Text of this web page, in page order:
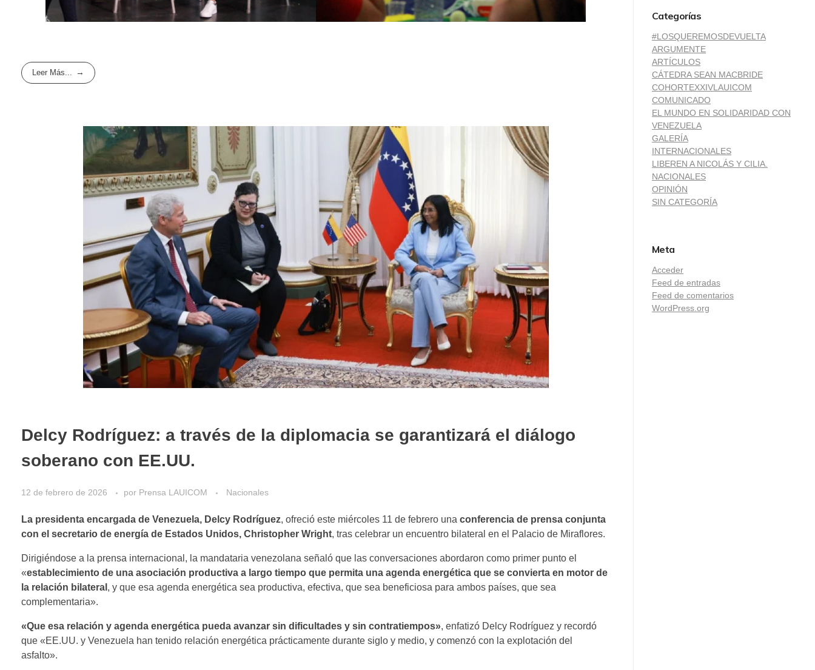
Leer Más...
Delcy Rodríguez: a través de la diplomacia se garantizará el diálogo
soberano con EE.UU.
12 de febrero de 2026 por Prensa LAUICOM Nacionales
La presidenta encargada de Venezuela, Delcy Rodríguez, ofreció este miércoles 11 de febrero una conferencia de prensa conjunta
con el secretario de energía de Estados Unidos, Christopher Wright, tras celebrar un encuentro bilateral en el Palacio de Miraflores.
Dirigiéndose a la prensa internacional, la mandataria venezolana señaló que las conversaciones abordaron como primer punto el
«establecimiento de una asociación productiva a largo tiempo que permita una agenda energética que se convierta en motor de
la relación bilateral , y que esa agenda energética sea productiva, efectiva, que sea beneficiosa para ambos países, que sea
complementaria».
«Que esa relación y agenda energética pueda avanzar sin dificultades y sin contratiempos», enfatizó Delcy Rodríguez y recordó
que «EE.UU. y Venezuela han tenido relación energética prácticamente durante siglo y medio, y comenzó con la explotación del
asfalto».
Categorías
#LOSQUEREMOSDEVUELTA
ARGUMENTE
ARTÍCULOS
CÁTEDRA SEAN MACBRIDE
COHORTEXXIVLAUICOM
COMUNICADO
EL MUNDO EN SOLIDARIDAD CON
VENEZUELA
GALERÍA
INTERNACIONALES
LIBEREN A NICOLÁS Y CILIA.
NACIONALES
OPINIÓN
SIN CATEGORÍA
Meta
Acceder
Feed de entradas
Feed de comentarios
WordPress.org